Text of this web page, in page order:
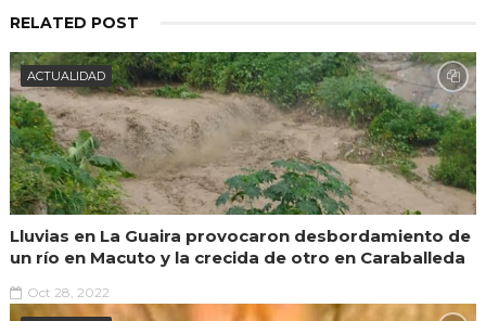
RELATED POST
ACTUALIDAD
Lluvias en La Guaira provocaron desbordamiento de
un río en Macuto y la crecida de otro en Caraballeda
Oct 28, 2022